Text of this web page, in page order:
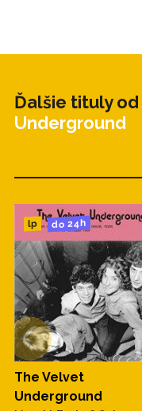
Ďalšie tituly od
Underground
lp do 24h
The Velvet
Underground